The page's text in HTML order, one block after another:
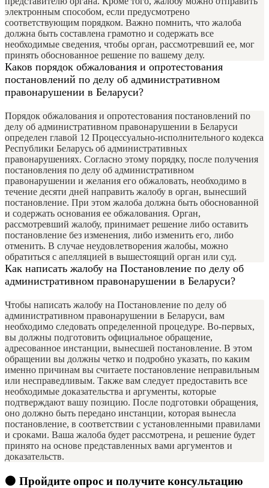
электронным способом, если предусмотрено
соответствующим порядком. Важно помнить, что жалоба
должна быть составлена грамотно и содержать все
необходимые сведения, чтобы орган, рассмотревший ее, мог
принять обоснованное решение по вашему делу.
Каков порядок обжалования и опротестования
постановлений по делу об административном
правонарушении в Беларуси?
Порядок обжалования и опротестования постановлений по
делу об административном правонарушении в Беларуси
определен главой 12 Процессуально-исполнительного кодекса
Республики Беларусь об административных
правонарушениях. Согласно этому порядку, после получения
постановления по делу об административном
правонарушении и желания его обжаловать, необходимо в
течение десяти дней направить жалобу в орган, вынесший
постановление. При этом жалоба должна быть обоснованной
и содержать основания ее обжалования. Орган,
рассмотревший жалобу, принимает решение либо оставить
постановление без изменения, либо изменить его, либо
отменить. В случае неудовлетворения жалобы, можно
обратиться с апелляцией в вышестоящий орган или суд.
Как написать жалобу на Постановление по делу об
административном правонарушении в Беларуси?
Чтобы написать жалобу на Постановление по делу об
административном правонарушении в Беларуси, вам
необходимо следовать определенной процедуре. Во-первых,
вы должны подготовить официальное обращение,
адресованное инстанции, вынесшей постановление. В этом
обращении вы должны четко и подробно указать, по каким
именно причинам вы считаете постановление неправильным
или несправедливым. Также вам следует предоставить все
необходимые доказательства и аргументы, которые
подтверждают вашу позицию. После подготовки обращения,
оно должно быть передано инстанции, которая вынесла
постановление, в соответствии с установленными правилами
и сроками. Ваша жалоба будет рассмотрена, и решение будет
принято на основе представленных вами аргументов и
доказательств.
🟠 Пройдите опрос и получите консультацию